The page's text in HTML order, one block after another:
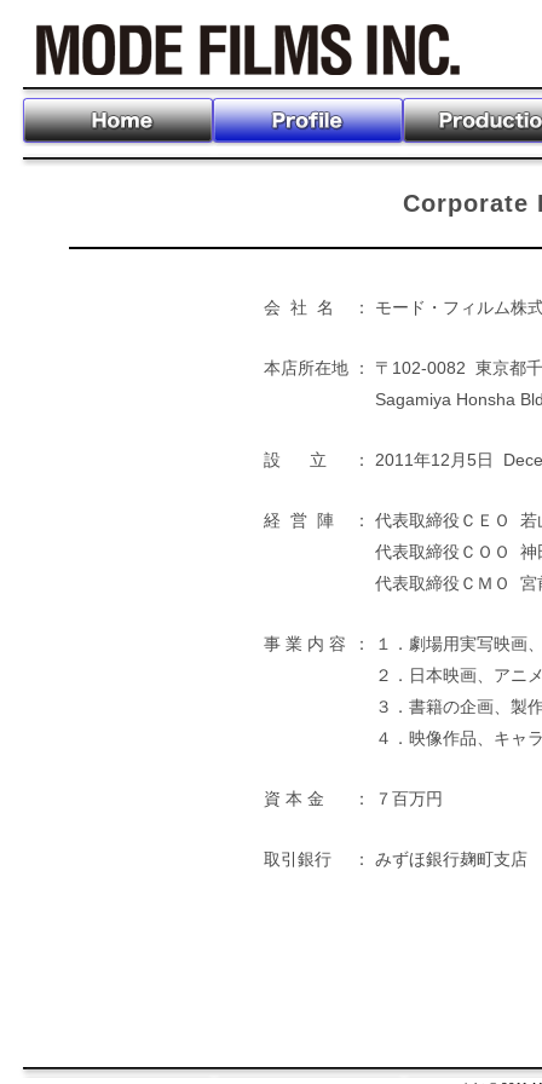
Corporate
会 社 名 ： モード・フィルム株
本店所在地 ：
〒102-0082 東京都
Sagamiya Honsha
設 立 ： 2011年12月5日
経 営 陣 ：
代表取締役ＣＥＯ
代表取締役ＣＯＯ
代表取締役ＣＭＯ
事 業 内 容 ：
１．劇場用実写映画
２．日本映画、アニ
３．書籍の企画、製
４．映像作品、キャ
資 本 金 ： ７百万円
取引銀行 ： みずほ銀行麹町支店